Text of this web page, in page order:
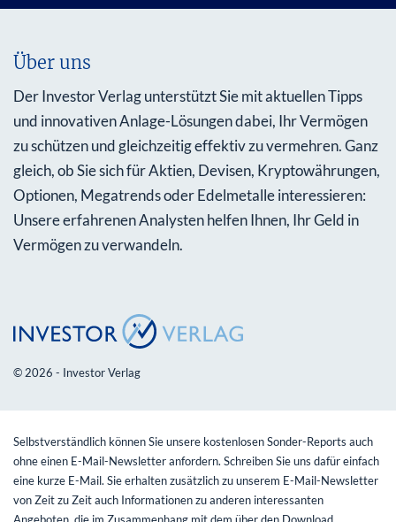
Über uns
Der Investor Verlag unterstützt Sie mit aktuellen Tipps
und innovativen Anlage-Lösungen dabei, Ihr Vermögen
zu schützen und gleichzeitig effektiv zu vermehren. Ganz
gleich, ob Sie sich für Aktien, Devisen, Kryptowährungen,
Optionen, Megatrends oder Edelmetalle interessieren:
Unsere erfahrenen Analysten helfen Ihnen, Ihr Geld in
Vermögen zu verwandeln.
© 2026 - Investor Verlag
Selbstverständlich können Sie unsere kostenlosen Sonder-Reports auch
ohne einen E-Mail-Newsletter anfordern. Schreiben Sie uns dafür einfach
eine kurze E-Mail. Sie erhalten zusätzlich zu unserem E-Mail-Newsletter
von Zeit zu Zeit auch Informationen zu anderen interessanten
Angeboten, die im Zusammenhang mit dem über den Download